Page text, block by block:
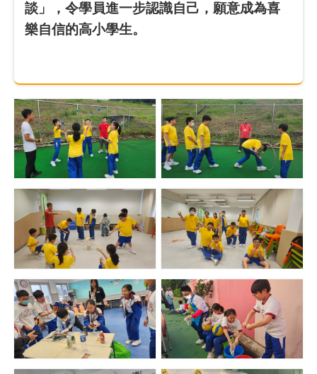
談」，令學員進一步認識自己，願意成為喜
樂自信的高小學生。